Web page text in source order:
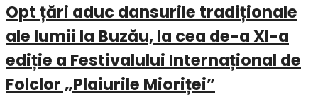
Opt țări aduc dansurile tradiționale
ale lumii la Buzău, la cea de-a XI-a
ediție a Festivalului Internațional de
Folclor „Plaiurile Mioriței”